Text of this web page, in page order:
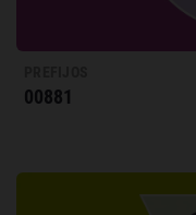
00881